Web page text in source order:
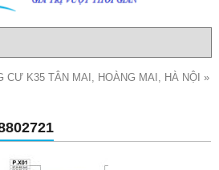
CƯ K35 TÂN MAI, HOÀNG MAI, HÀ NỘI »